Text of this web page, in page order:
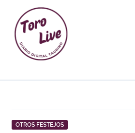
contenido
OTROS FESTEJOS